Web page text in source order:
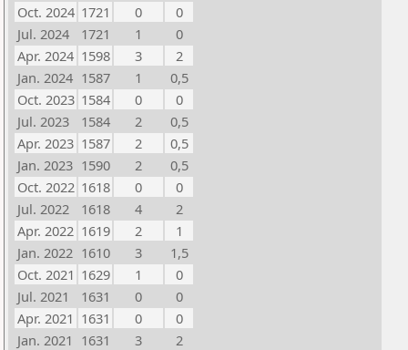
Oct. 2024 1721 0
0
Jul. 2024
1721 1
0
Apr. 2024 1598 3
2
Jan. 2024 1587 1
0,5
Oct. 2023 1584 0
0
Jul. 2023
1584 2
0,5
Apr. 2023 1587 2
0,5
Jan. 2023 1590 2
0,5
Oct. 2022 1618 0
0
Jul. 2022
1618 4
2
Apr. 2022 1619 2
1
Jan. 2022 1610 3
1,5
Oct. 2021 1629 1
0
Jul. 2021
1631 0
0
Apr. 2021 1631 0
0
Jan. 2021 1631 3
2